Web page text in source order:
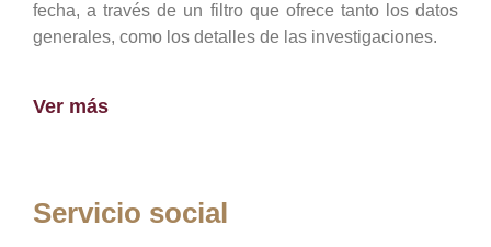
fecha, a través de un filtro que ofrece tanto los datos
generales, como los detalles de las investigaciones.
Ver más
Servicio social